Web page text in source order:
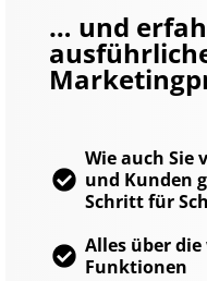
… und
Wie auch Sie
und Kunden
Schritt für
Alles über
Funktionen